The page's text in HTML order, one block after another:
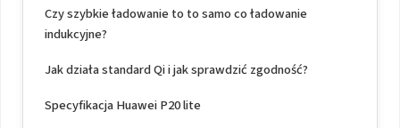
Czy szybkie ładowanie to to samo co ładowanie
indukcyjne?
Jak działa standard Qi i jak sprawdzić zgodność?
Specyfikacja Huawei P20 lite